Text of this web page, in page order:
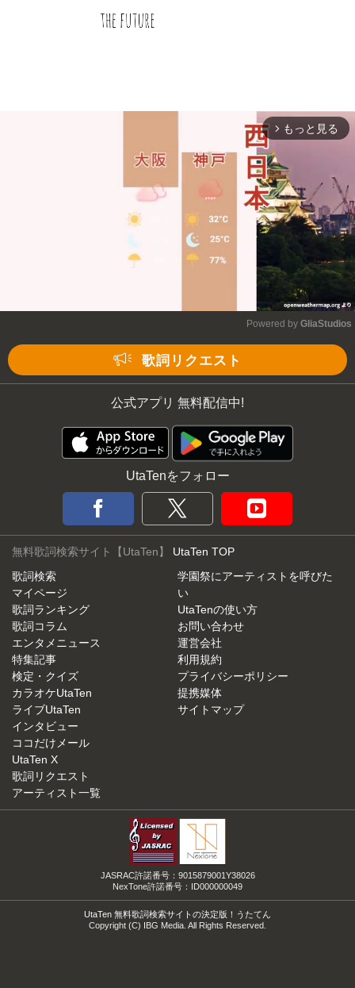
arrow_forward_ios もっと見る
Powered by GliaStudios
歌詞リクエスト
公式アプリ 無料配信中!
UtaTenをフォロー
無料歌詞検索サイト【UtaTen】 UtaTen TOP
歌詞検索
マイページ
歌詞ランキング
歌詞コラム
エンタメニュース
特集記事
検定・クイズ
カラオケUtaTen
ライブUtaTen
インタビュー
ココだけメール
UtaTen X
歌詞リクエスト
アーティスト一覧
学園祭にアーティストを呼びた
い
UtaTenの使い方
お問い合わせ
運営会社
利用規約
プライバシーポリシー
提携媒体
サイトマップ
JASRAC許諾番号：9015879001Y38026
NexTone許諾番号：ID000000049
UtaTen 無料歌詞検索サイトの決定版！うたてん
Copyright (C) IBG Media. All Rights Reserved.